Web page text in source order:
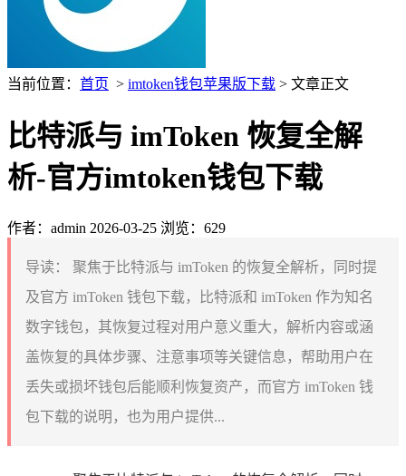
当前位置： 首页 > imtoken钱包苹果版下载 > 文章正文
比特派与 imToken 恢复全解
析-官方imtoken钱包下载
作者：admin 2026-03-25 浏览：629
导读：
聚焦于比特派与 imToken 的恢复全解析，同时提
及官方 imToken 钱包下载，比特派和 imToken 作为知名
数字钱包，其恢复过程对用户意义重大，解析内容或涵
盖恢复的具体步骤、注意事项等关键信息，帮助用户在
丢失或损坏钱包后能顺利恢复资产，而官方 imToken 钱
包下载的说明，也为用户提供...